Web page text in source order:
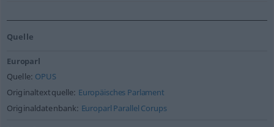
Quelle
Europarl
Quelle: OPUS
Originaltextquelle: Europäisches Parlament
Originaldatenbank: Europarl Parallel Corups